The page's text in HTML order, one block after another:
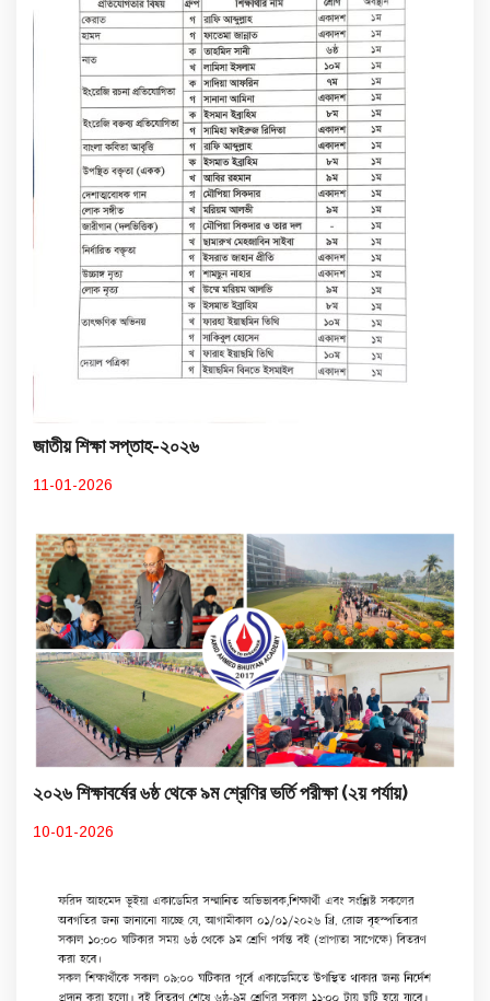
জাতীয় শিক্ষা সপ্তাহ-২০২৬
11-01-2026
২০২৬ শিক্ষাবর্ষের ৬ষ্ঠ থেকে ৯ম শ্রেণির ভর্তি পরীক্ষা (২য় পর্যায়)
10-01-2026